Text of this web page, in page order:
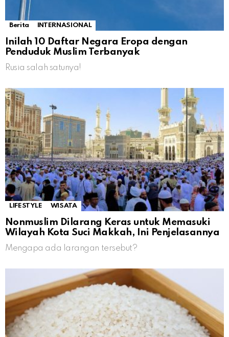
Berita INTERNASIONAL
Inilah 10 Daftar Negara Eropa dengan
Penduduk Muslim Terbanyak
Rusia salah satunya!
LIFESTYLE WISATA
Nonmuslim Dilarang Keras untuk Memasuki
Wilayah Kota Suci Makkah, Ini Penjelasannya
Mengapa ada larangan tersebut?